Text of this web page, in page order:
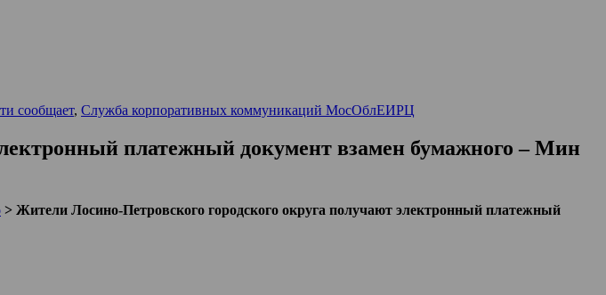
сообщает, Служба корпоративных коммуникаций МосОблЕИРЦ
платежный документ взамен бумажного – Мин
> Жители Лосино-Петровского городского округа получают электронный платежный